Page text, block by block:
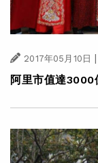
2017年05月10日 |
阿里市值達3000